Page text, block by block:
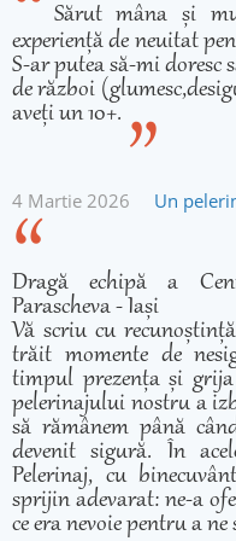
Sărut mâna și
experiență de neuitat
S-ar putea să-mi doresc
de război
aveți un 10+.
4 Martie 2026 Un
Dragă echipă a
Parascheva - Iași
Vă scriu cu
trăit momente de
timpul prezența și
pelerinajului nostru a
să rămânem până
devenit sigură. În
Pelerinaj, cu
sprijin adevarat: ne-a
ce era nevoie pentru a